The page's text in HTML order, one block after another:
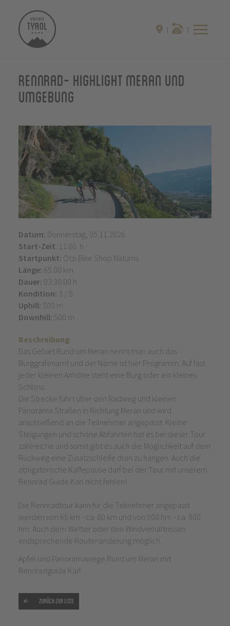
Rennrad- Highlight Meran und
Umgebung
Datum: Donnerstag, 05.11.2026
Start-Zeit: 11:00 h
Startpunkt: Ötzi Bike Shop Naturns
Länge: 65.00 km
Dauer: 03:30:00 h
Kondition: 3 / 5
Uphill: 500 m
Downhill: 500 m
Beschreibung
Das Gebiet Rund um Meran nennt man auch das
Burggrafenamt und der Name ist hier Programm. Auf fast
jeder kleinen Anhöhe steht eine Burg oder ein kleines
Schloss.
Die Strecke führt über den Radweg und kleinen
Panorama Straßen in Richtung Meran und wird
anschließend an die Teilnehmer angepasst. Kleine
Steigungen und schöne Abfahrten hat es bei dieser Tour
zahlreiche und somit gibt es auch die Möglichkeit auf dem
Rückweg eine Zusatzschleife dran zu hängen. Auch die
obligatorische Kaffepause darf bei der Tour mit unserem
Rennrad Guide Karl nicht fehlen!
Die Rennradtour kann für die Teilnehmer angepasst
werden von 65 km - ca. 80 km und von 500 hm - ca. 900
hm. Auch dem Wetter oder den Windverhältnissen
endsprechende Routenänderung möglich.
Apfel und Panoramawege Rund um Meran mit
Rennradguide Karl
Zurück zur Liste